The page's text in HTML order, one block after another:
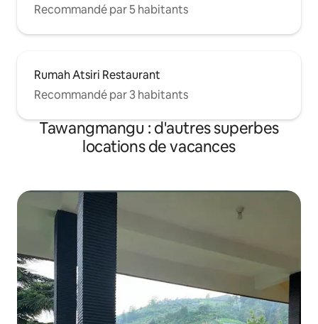
Recommandé par 5 habitants
Rumah Atsiri Restaurant
Recommandé par 3 habitants
Tawangmangu : d'autres superbes
locations de vacances